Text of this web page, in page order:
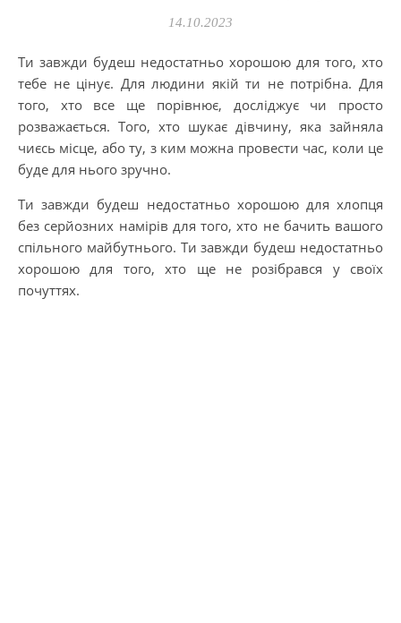
14.10.2023
Ти завжди будеш недостатньо хорошою для того, хто
тебе не цінує. Для людини якій ти не потрібна. Для
того, хто все ще порівнює, досліджує чи просто
розважається. Того, хто шукає дівчину, яка зайняла
чиєсь місце, або ту, з ким можна провести час, коли це
буде для нього зручно.
Ти завжди будеш недостатньо хорошою для хлопця
без серйозних намірів для того, хто не бачить вашого
спільного майбутнього. Ти завжди будеш недостатньо
хорошою для того, хто ще не розібрався у своїх
почуттях.